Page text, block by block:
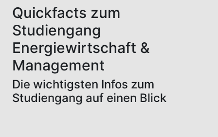
Quickfacts zum
Studiengang
Energiewirtschaft &
Management
Die wichtigsten Infos zum
Studiengang auf einen Blick